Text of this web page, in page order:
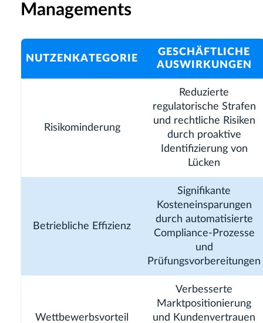
Managements
NUTZENKATEGORIE
GESCHÄFTLICHE
AUSWIRKUNGEN
Risikominderung
Reduzierte
regulatorische Strafen
und rechtliche Risiken
durch proaktive
Identifizierung von
Lücken
Betriebliche Effizienz
Signifikante
Kosteneinsparungen
durch automatisierte
Compliance-Prozesse
und
Prüfungsvorbereitungen
Wettbewerbsvorteil
Verbesserte
Marktpositionierung
und Kundenvertrauen